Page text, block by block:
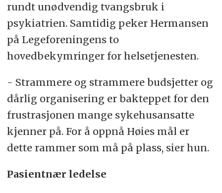
rundt unødvendig tvangsbruk i
psykiatrien. Samtidig peker Hermansen
på Legeforeningens to
hovedbekymringer for helsetjenesten.
- Strammere og strammere budsjetter og
dårlig organisering er bakteppet for den
frustrasjonen mange sykehusansatte
kjenner på. For å oppnå Høies mål er
dette rammer som må på plass, sier hun.
Pasientnær ledelse